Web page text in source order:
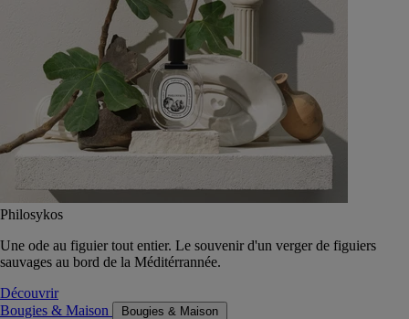
Philosykos
Une ode au figuier tout entier. Le souvenir d'un verger de figuiers
sauvages au bord de la Méditérrannée.
Découvrir
Bougies & Maison
Bougies & Maison